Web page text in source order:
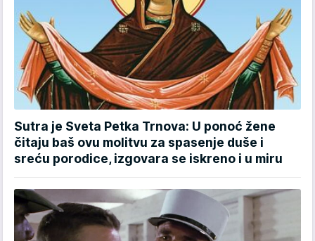
Sutra je Sveta Petka Trnova: U ponoć žene
čitaju baš ovu molitvu za spasenje duše i
sreću porodice, izgovara se iskreno i u miru